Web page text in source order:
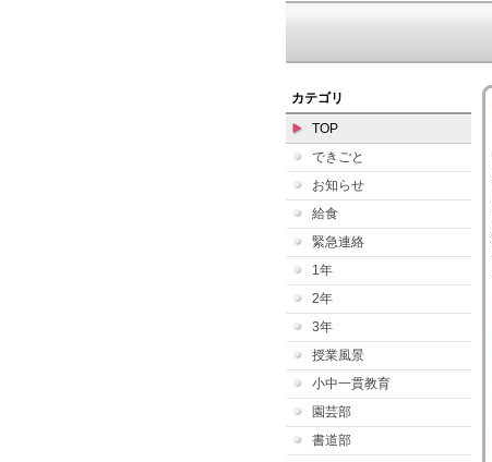
カテゴリ
TOP
できごと
お知らせ
給食
緊急連絡
1年
2年
3年
授業風景
小中一貫教育
園芸部
書道部